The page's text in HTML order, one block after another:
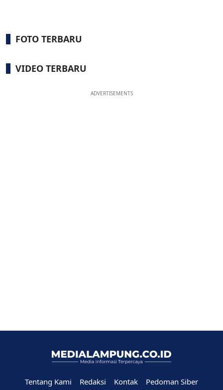
FOTO TERBARU
VIDEO TERBARU
ADVERTISEMENTS
Tentang Kami Redaksi Kontak Pedoman Siber